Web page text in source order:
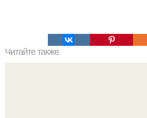
Читайте также